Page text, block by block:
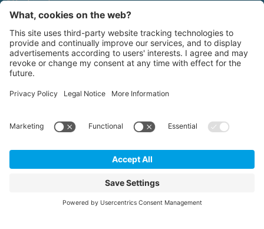
Jobs
Appartmenti
DE IT EN
Attività estiva
Lunedì - Domenica
dalle 09:30 alle 19:00